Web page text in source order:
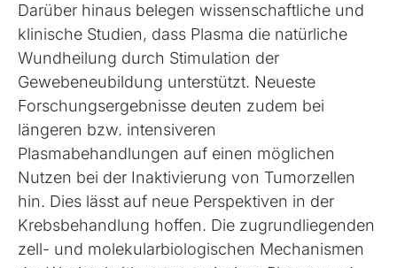
Darüber hinaus belegen wissenschaftliche und
klinische Studien, dass Plasma die natürliche
Wundheilung durch Stimulation der
Gewebeneubildung unterstützt. Neueste
Forschungsergebnisse deuten zudem bei
längeren bzw. intensiveren
Plasmabehandlungen auf einen möglichen
Nutzen bei der Inaktivierung von Tumorzellen
hin. Dies lässt auf neue Perspektiven in der
Krebsbehandlung hoffen. Die zugrundliegenden
zell- und molekularbiologischen Mechanismen